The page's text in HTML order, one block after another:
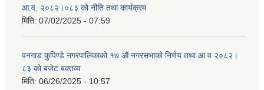
आ.व. २०८२।०८३ को नीति तथा कार्यक्रम
मिति: 07/02/2025 - 07:59
वनगाड कुपिण्डे नगरपालिकाको १७ ‍औं नगरसभाको निर्णय तथा आ व २०८२।
८३ को बजेट बक्तव्य
मिति: 06/26/2025 - 10:57